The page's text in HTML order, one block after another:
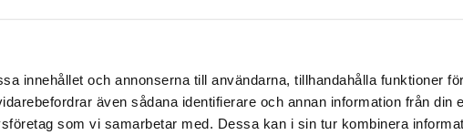
innehållet och annonserna till användarna, tillhandahålla funktioner för
även sådana identifierare och annan information från din
som vi samarbetar med. Dessa kan i sin tur kombinera